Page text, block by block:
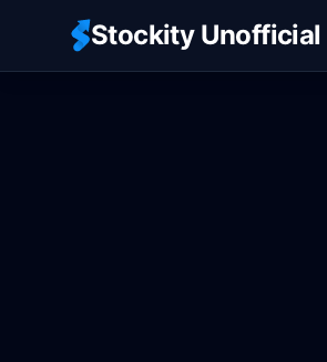
Stockity Unofficial